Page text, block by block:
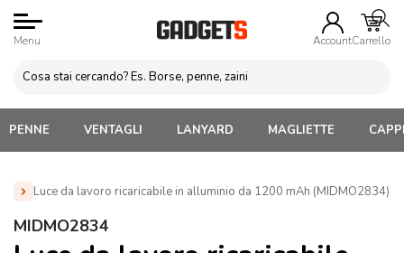
Menu AccountCarrello
PENNE VENTAGLI LANYARD MAGLIETTE
Luce da lavoro ricaricabile in alluminio da 1200 mAh (MIDMO2834)
Home » Attrezzi da lavoro Personalizzati
MIDMO2834